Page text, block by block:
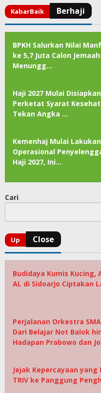
BPKH Salurkan Nilai
ke 5,7 Juta Calon
Menungg…
Haji 2027 Mulai
Perketat Syarat
Tekan Angka …
Kemenhaj Mulai
Operasional
Haji 2027, Ini…
Cari
Budidaya Kumis Kucing,
AL di Sidoarjo Ciptakan
Perjalanan Orkestra
Dari Belajar Not Balok
Hadapan Prabowo dan
Jejak Kepercayaan
TRIV ke Panggung